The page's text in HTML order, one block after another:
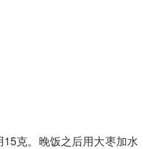
克。晚饭之后用大枣加水